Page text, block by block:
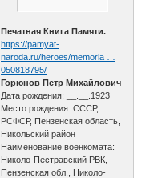
Печатная Книга Памяти.
https://pamyat-
naroda.ru/heroes/memoria …
050818795/
Горюнов Петр Михайлович
Дата рождения: __.__.1923
Место рождения: СССР,
РСФСР, Пензенская область,
Никольский район
Наименование военкомата:
Николо-Пестравский РВК,
Пензенская обл., Николо-